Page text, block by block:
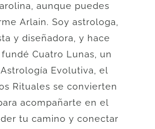
aunque puedes
Arlain. Soy astrologa,
y diseñadora, y hace
Cuatro Lunas, un
Evolutiva, el
Rituales se convierten
acompañarte en el
tu camino y conectar